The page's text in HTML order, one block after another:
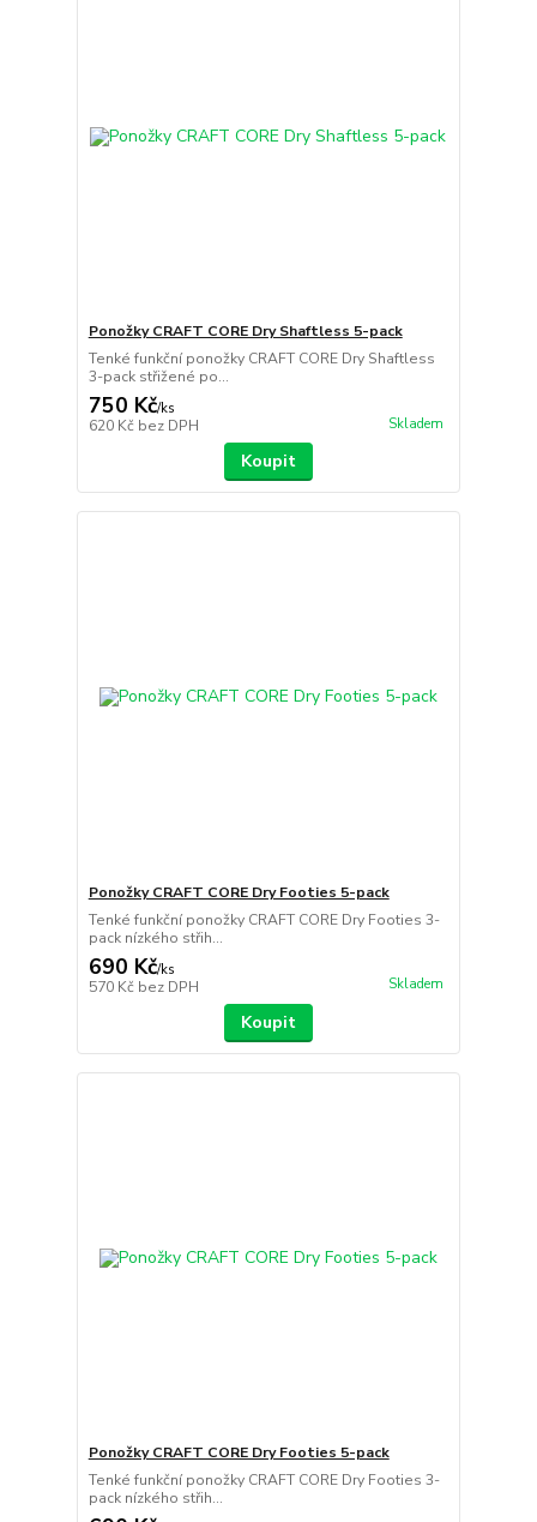
Ponožky CRAFT CORE Dry Shaftless 5-pack
Tenké funkční ponožky CRAFT CORE Dry Shaftless
3-pack střižené po...
750 Kč/ks
620 Kč bez DPH Skladem
Koupit
Ponožky CRAFT CORE Dry Footies 5-pack
Tenké funkční ponožky CRAFT CORE Dry Footies 3-
pack nízkého střih...
690 Kč/ks
570 Kč bez DPH Skladem
Koupit
Ponožky CRAFT CORE Dry Footies 5-pack
Tenké funkční ponožky CRAFT CORE Dry Footies 3-
pack nízkého střih...